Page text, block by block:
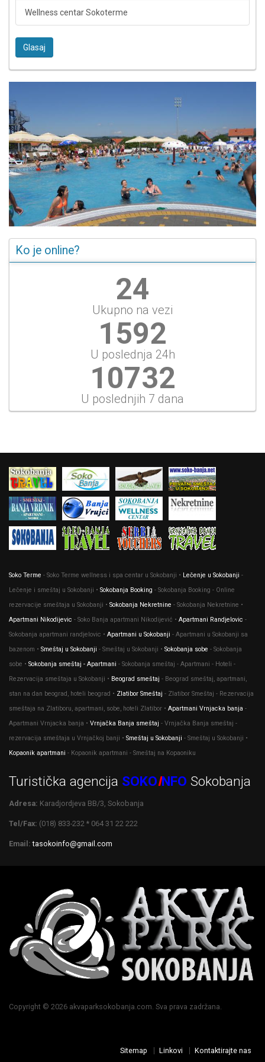
Wellness centar Sokoterme
Glasaj
Ko je online?
26
Ukupno na vezi
1706
U poslednja 24h
11499
U poslednjih 7 dana
Soko Terme - Soko Terme wellness i spa centar u Sokobanji • Lečenje u Sokobanji -
Lečenje i smeštaj u Sokobanji • Sokobanja Booking - Sokobanja Booking - Online
rezervacije smeštaja u Sokobanji • Sokobanja Nekretnine - Sokobanja Nekretnine •
Apartmani Nikodijevic - Soko Banja apartmani Nikodijević • Apartmani Randjelovic -
Sokobanja apartmani randjelovic • Apartmani u Sokobanji - Apartmani u Sokobanji sa
bazenom • Smeštaj u Sokobanji - Smeštaj u Sokobanji • Sokobanja sobe - Sokobanja
sobe • Sokobanja smeštaj - Apartmani - Sokobanja smeštaj - Apartmani - Hoteli -
Rezervacija smeštaja u Sokobanji • Beograd smeštaj - Beograd smeštaj, apartmani,
stan na dan beograd, hoteli beograd • Zlatibor Smeštaj - Zlatibor Smeštaj - Rezervacija
smeštaja na Zlatiboru, apartmani, sobe, hoteli Zlatibor • Apartmani Vrnjacka banja -
Apartmani Vrnjacka banja • Vrnjačka Banja smeštaj - Vrnjačka Banja smeštaj -
rezervacija smeštaja u Vrnjačkoj banji • Smeštaj u Sokobanji - Smeštaj u Sokobanji •
Kopaonik apartmani - Kopaonik apartmani - Smeštaj na Kopaoniku
Turistička agencija SOKOINFO Sokobanja
Adresa: Karadjordjeva BB/3, Sokobanja
Tel/Fax: (018) 833-232 * 064 31 22 222
Email: tasokoinfo@gmail.com
Copyright © 2026 akvaparksokobanja.com. Sva prava zadržana.
Sitemap Linkovi Kontaktirajte nas